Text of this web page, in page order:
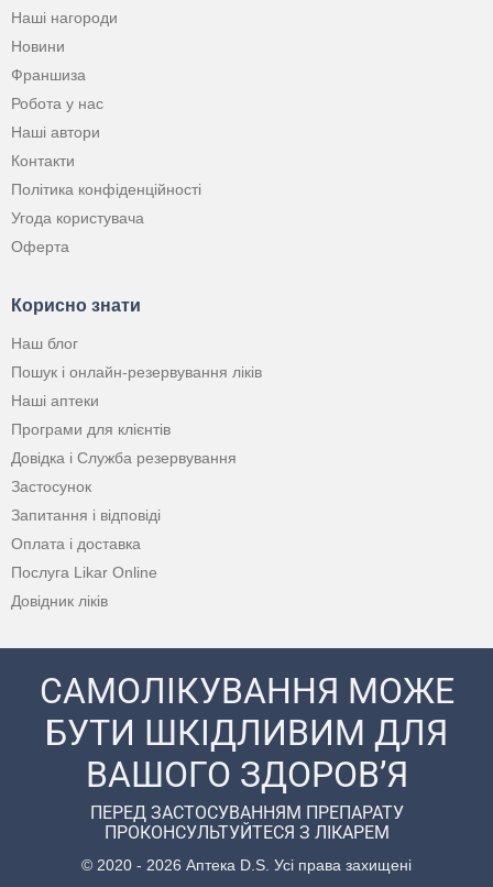
Наші нагороди
Новини
Франшиза
Робота у нас
Наші автори
Контакти
Політика конфіденційності
Угода користувача
Оферта
Корисно знати
Наш блог
Пошук і онлайн-резервування ліків
Наші аптеки
Програми для клієнтів
Довідка і Служба резервування
Застосунок
Запитання і відповіді
Оплата і доставка
Послуга Likar Online
Довідник ліків
САМОЛІКУВАННЯ МОЖЕ
БУТИ ШКІДЛИВИМ ДЛЯ
ВАШОГО ЗДОРОВ’Я
ПЕРЕД ЗАСТОСУВАННЯМ ПРЕПАРАТУ
ПРОКОНСУЛЬТУЙТЕСЯ З ЛІКАРЕМ
© 2020 - 2026 Аптека D.S. Усі права захищені